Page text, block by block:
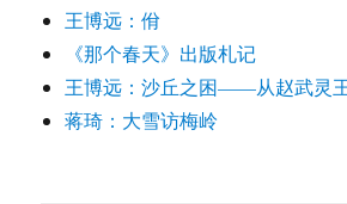
王博远：佾
《那个春天》出版札记
王博远：沙丘之困——从赵武灵王
蒋琦：大雪访梅岭